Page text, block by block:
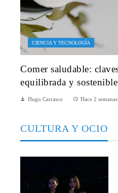
CIENCIA Y TECNOLOGÍA
Comer saludable:
equilibrada y sostenible
Hugo Carrasco Hace 2 semanas
CULTURA Y OCIO